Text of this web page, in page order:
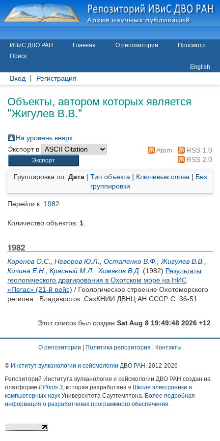
ИВиС ДВО РАН Главная О репозитории
Просмотр
Поиск
English
Вход Регистрация
Объекты, автором которых является
"Жигулев В.В."
На уровень вверх
Экспорт в
Atom
RSS 1.0
RSS 2.0
Группировка по: Дата| Тип объекта | Ключевые слова | Без
группировки
Перейти к: 1982
Количество объектов: 1
1982
Коренев О.С. Неверов Ю.Л. Остапенко В.Ф. Жигулев В.В.
Кичина Е.Н.
Красный М.Л. Хомяков В.Д. (1982) Результаты
геологического драгирования в Охотском море на НИС
«Пегас» (21-й рейс) / Геологическое строение Охотоморского
региона . Владивосток: СахКНИИ ДВНЦ АН СССР. С. 36-51.
Этот список был создан Sat Aug 8 19:49:48 2026 +12
О репозитории Политика репозитория Контакты
© Институт вулканологии и сейсмологии ДВО РАН , 2012-2026
Репозиторий Института вулканологии и сейсмологии ДВО РАН создан на
платформе EPrints 3, которая разработана в Школе электроники и
компьютерных наук Университета Саутгемптона. Более подробная
информация о разработчиках программного обеспечения.